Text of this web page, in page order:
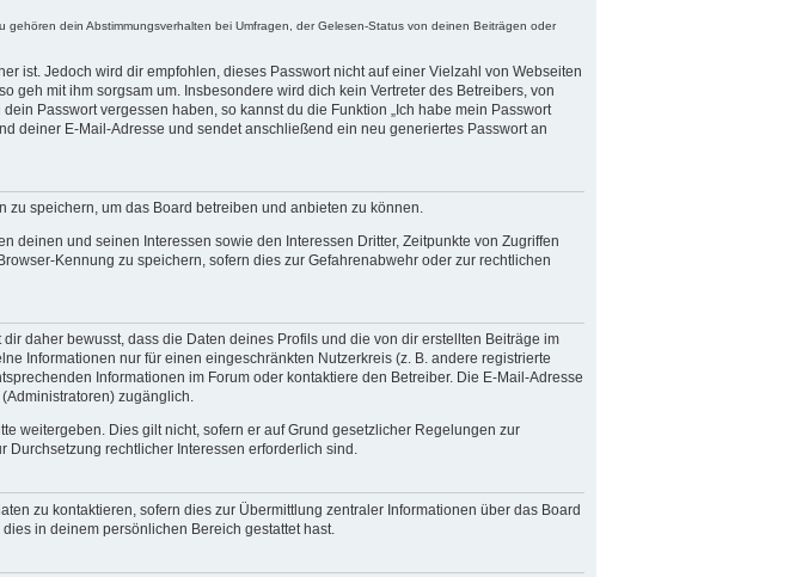
dein Abstimmungsverhalten bei Umfragen, der Gelesen-Status von deinen Beiträgen oder
ist. Jedoch wird dir empfohlen, dieses Passwort nicht auf einer Vielzahl von Webseiten
geh mit ihm sorgsam um. Insbesondere wird dich kein Vertreter des Betreibers, von
Passwort vergessen haben, so kannst du die Funktion „Ich habe mein Passwort
deiner E-Mail-Adresse und sendet anschließend ein neu generiertes Passwort an
speichern, um das Board betreiben und anbieten zu können.
deinen und seinen Interessen sowie den Interessen Dritter, Zeitpunkte von Zugriffen
Kennung zu speichern, sofern dies zur Gefahrenabwehr oder zur rechtlichen
daher bewusst, dass die Daten deines Profils und die von dir erstellten Beiträge im
Informationen nur für einen eingeschränkten Nutzerkreis (z. B. andere registrierte
Informationen im Forum oder kontaktiere den Betreiber. Die E-Mail-Adresse
zugänglich.
weitergeben. Dies gilt nicht, sofern er auf Grund gesetzlicher Regelungen zur
Durchsetzung rechtlicher Interessen erforderlich sind.
zu kontaktieren, sofern dies zur Übermittlung zentraler Informationen über das Board
in deinem persönlichen Bereich gestattet hast.